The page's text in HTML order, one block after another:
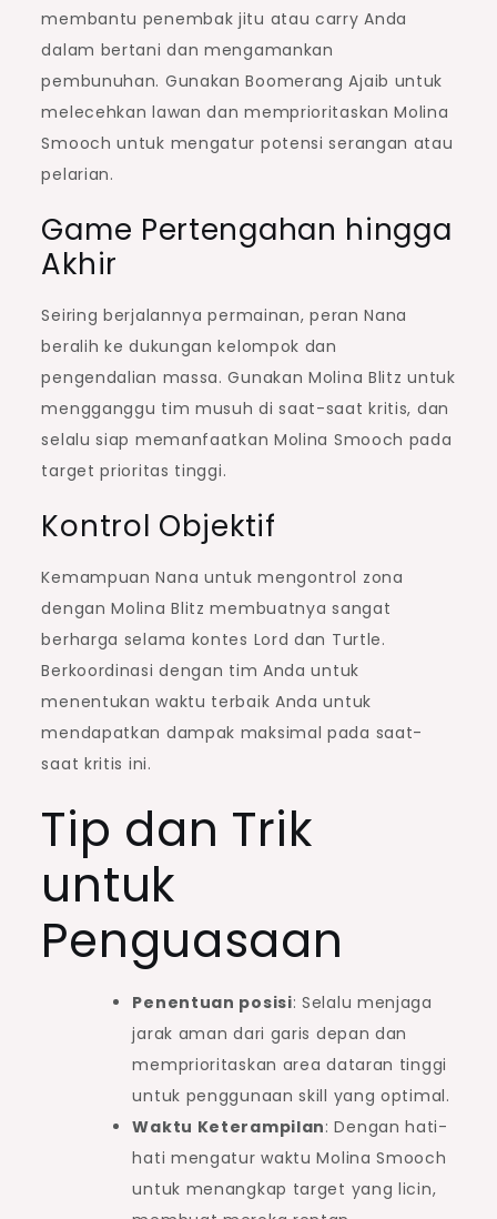
membantu penembak jitu atau carry Anda
dalam bertani dan mengamankan
pembunuhan. Gunakan Boomerang Ajaib untuk
melecehkan lawan dan memprioritaskan Molina
Smooch untuk mengatur potensi serangan atau
pelarian.
Game Pertengahan hingga
Akhir
Seiring berjalannya permainan, peran Nana
beralih ke dukungan kelompok dan
pengendalian massa. Gunakan Molina Blitz untuk
mengganggu tim musuh di saat-saat kritis, dan
selalu siap memanfaatkan Molina Smooch pada
target prioritas tinggi.
Kontrol Objektif
Kemampuan Nana untuk mengontrol zona
dengan Molina Blitz membuatnya sangat
berharga selama kontes Lord dan Turtle.
Berkoordinasi dengan tim Anda untuk
menentukan waktu terbaik Anda untuk
mendapatkan dampak maksimal pada saat-
saat kritis ini.
Tip dan Trik
untuk
Penguasaan
Penentuan posisi: Selalu menjaga
jarak aman dari garis depan dan
memprioritaskan area dataran tinggi
untuk penggunaan skill yang optimal.
Waktu Keterampilan: Dengan hati-
hati mengatur waktu Molina Smooch
untuk menangkap target yang licin,